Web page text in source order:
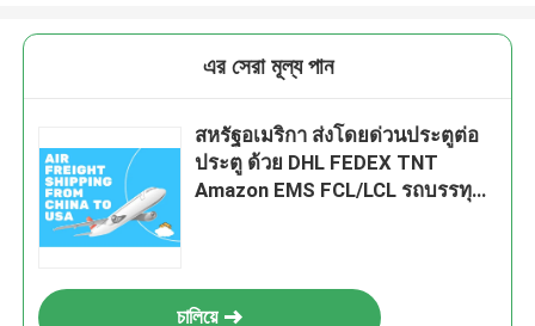
এর সেরা মূল্য পান
สหรัฐอเมริกา ส่งโดยด่วนประตูต่อ
ประตู ด้วย DHL FEDEX TNT
Amazon EMS FCL/LCL รถบรรทุก
চালিয়ে